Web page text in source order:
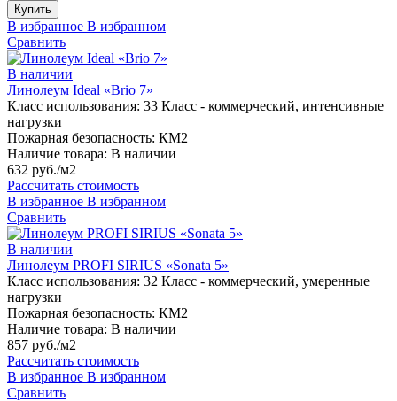
Купить
В избранное В избранном
Сравнить
В наличии
Линолеум Ideal «Brio 7»
Класс использования: 33 Класс - коммерческий, интенсивные
нагрузки
Пожарная безопасность: КМ2
Наличие товара: В наличии
632 руб./м2
Рассчитать стоимость
В избранное В избранном
Сравнить
В наличии
Линолеум PROFI SIRIUS «Sonata 5»
Класс использования: 32 Класс - коммерческий, умеренные
нагрузки
Пожарная безопасность: КМ2
Наличие товара: В наличии
857 руб./м2
Рассчитать стоимость
В избранное В избранном
Сравнить